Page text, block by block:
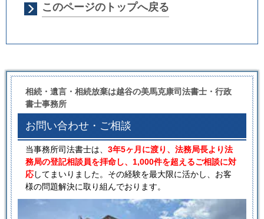
このページのトップへ戻る
相続・遺言・相続放棄は越谷の美馬克康司法書士・行政
書士事務所
お問い合わせ・ご相談
当事務所司法書士は、 3年5ヶ月に渡り、法務局長より法
務局の登記相談員を拝命し、1,000件を超えるご相談に対
応してまいりました。その経験を最大限に活かし、お客
様の問題解決に取り組んでおります。